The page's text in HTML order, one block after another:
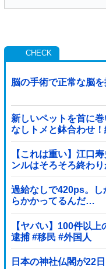
脳の手術で正常な脳を
新しいペットを首に
なしトメと鉢合わせ
てないと二度と行っ
夫ですｗ
【これは重い】江口
ンルはそろそろ終わり
過給なしで420ps。
らかかってるんだ…
【ヤバい】100件以
逮捕 #移民 #外国人
日本の神社仏閣が22